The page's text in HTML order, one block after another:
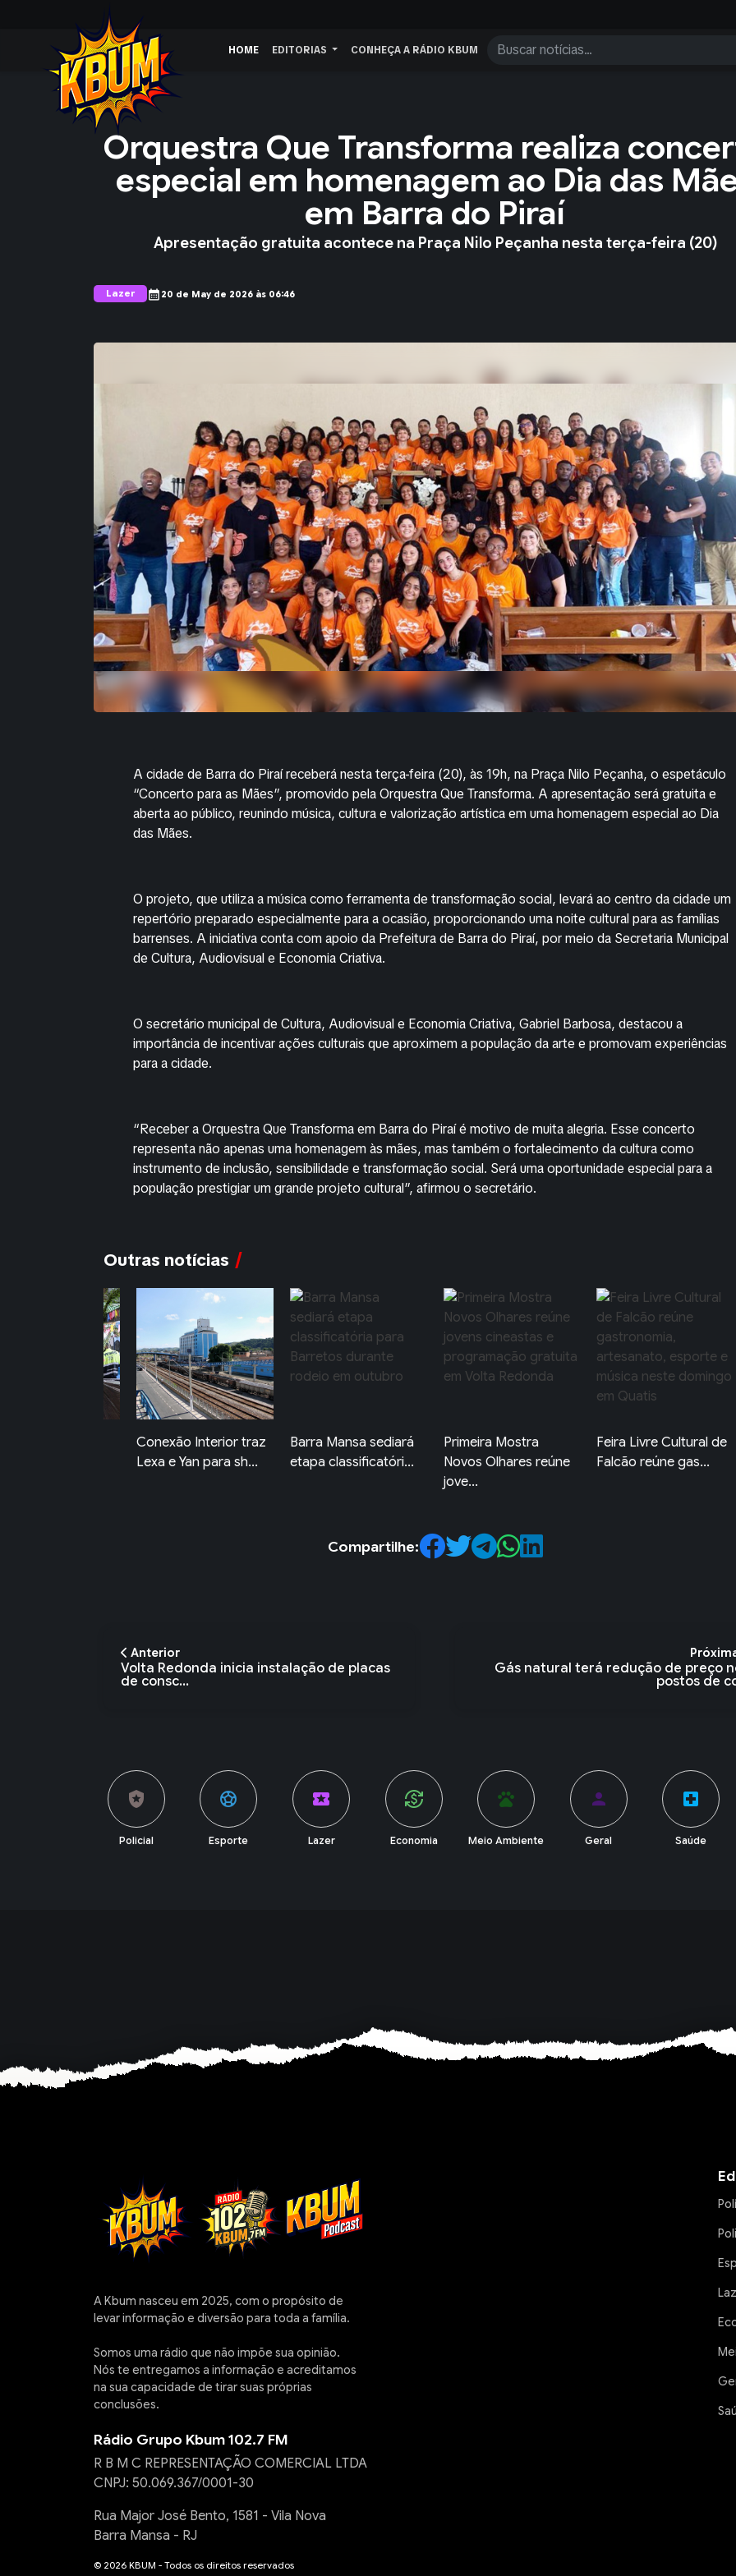
HOME EDITORIAS CONHEÇA A RÁDIO KBUM
Orquestra Que Transforma realiza
especial em homenagem ao Dia das
em Barra do Piraí
Apresentação gratuita acontece na Praça Nilo Peçanha nesta terça-feira (20)
Lazer calendar_month 20 de May de 2026 às 06:46
A cidade de Barra do Piraí receberá nesta terça-feira (20), às 19h, na Praça Nilo Peçanha, o espetáculo
“Concerto para as Mães”, promovido pela Orquestra Que Transforma. A apresentação será gratuita e
aberta ao público, reunindo música, cultura e valorização artística em uma homenagem especial ao Dia
das Mães.
O projeto, que utiliza a música como ferramenta de transformação social, levará ao centro da cidade um
repertório preparado especialmente para a ocasião, proporcionando uma noite cultural para as famílias
barrenses. A iniciativa conta com apoio da Prefeitura de Barra do Piraí, por meio da Secretaria Municipal
de Cultura, Audiovisual e Economia Criativa.
O secretário municipal de Cultura, Audiovisual e Economia Criativa, Gabriel Barbosa, destacou a
importância de incentivar ações culturais que aproximem a população da arte e promovam experiências
para a cidade.
“Receber a Orquestra Que Transforma em Barra do Piraí é motivo de muita alegria. Esse concerto
representa não apenas uma homenagem às mães, mas também o fortalecimento da cultura como
instrumento de inclusão, sensibilidade e transformação social. Será uma oportunidade especial para a
população prestigiar um grande projeto cultural”, afirmou o secretário.
Outras notícias
Barra Mansa sediará
etapa classificatóri...
Primeira Mostra
Novos Olhares reúne
Feira Livre Cultural de
Falcão reúne gas...
FeirArte de Quatis
movimenta o Centro
Compartilhe:
Anterior
Volta Redonda inicia instalação de placas
de consc...
Gás natural terá redução de preço
postos de
sports_soccer
Esporte
local_activity
Lazer
currency_exchange
Economia
pets
Meio Ambiente
person
Geral
local_hospital
Saúde
account_balance
Política
A Kbum nasceu em 2025, com o propósito de
levar informação e diversão para toda a família.
Somos uma rádio que não impõe sua opinião.
Nós te entregamos a informação e acreditamos
na sua capacidade de tirar suas próprias
conclusões.
Rádio Grupo Kbum 102.7 FM
R B M C REPRESENTAÇÃO COMERCIAL LTDA
CNPJ: 50.069.367/0001-30
Rua Major José Bento, 1581 - Vila Nova
Barra Mansa - RJ
© 2026 KBUM - Todos os direitos reservados